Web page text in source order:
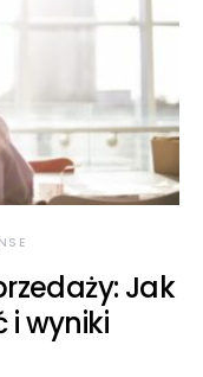
Jak
i wyniki